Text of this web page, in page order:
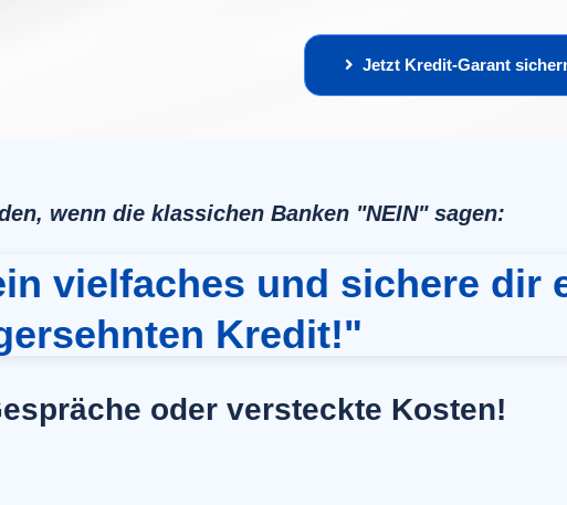
Jetzt Kredit-Garant
wenn die klassichen Banken "NEIN" sagen:
vielfaches und sichere dir
Kredit!"
oder versteckte Kosten!